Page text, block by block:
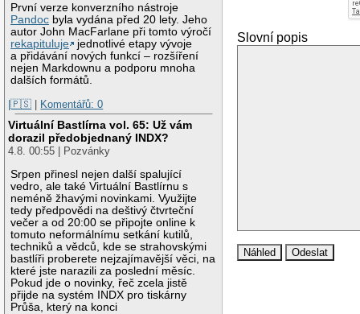
První verze konverzního nástroje
Pandoc byla vydána před 20 lety. Jeho
autor John MacFarlane při tomto výročí
rekapituluje
jednotlivé etapy vývoje
a přidávání nových funkcí – rozšíření
nejen Markdownu a podporu mnoha
dalších formátů.
|🇵🇸 | Komentářů: 0
Virtuální Bastlírna vol. 65: Už vám
dorazil předobjednaný INDX?
4.8. 00:55 | Pozvánky
Srpen přinesl nejen další spalující
vedro, ale také Virtuální Bastlírnu s
neméně žhavými novinkami. Využijte
tedy předpovědi na deštivý čtvrteční
večer a od 20:00 se připojte online k
tomuto neformálnímu setkání kutilů,
techniků a vědců, kde se strahovskými
bastlíři proberete nejzajímavější věci, na
které jste narazili za poslední měsíc.
Pokud jde o novinky, řeč zcela jistě
přijde na systém INDX pro tiskárny
Průša, který na konci
Slovní popis